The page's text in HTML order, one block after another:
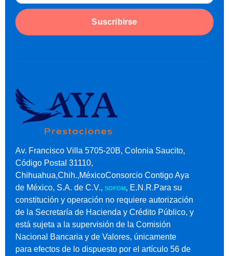
Suscribirse
Av. Francisco Villa 5705-20B, Colonia Saucito,
Código Postal 31110,
Chihuahua,Chih.,MéxicoConsorcio Contigo Aya
de México, S.A. de C.V., SOFOM, E.N.R.Para su
constitución y operación no requiere autorización
de la Secretaría de Hacienda y Crédito Público, y
está sujeta a la supervisión de la Comisión
Nacional Bancaria y de Valores, únicamente
para efectos de lo dispuesto por el artículo 56 de